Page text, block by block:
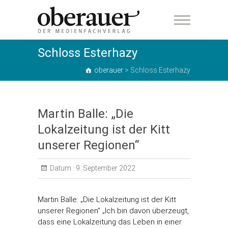
oberauer
Schloss Esterhazy
oberauer > Schloss Esterhazy
Martin Balle: „Die
Lokalzeitung ist der Kitt
unserer Regionen“
Datum : 9. September 2022
Martin Balle: „Die Lokalzeitung ist der Kitt
unserer Regionen“ „Ich bin davon überzeugt,
dass eine Lokalzeitung das Leben in einer